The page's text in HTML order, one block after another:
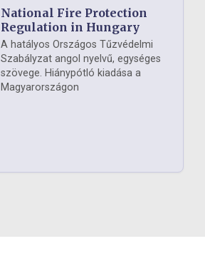
National Fire Protection
Regulation in Hungary
A hatályos Országos Tűzvédelmi
Szabályzat angol nyelvű, egységes
szövege. Hiánypótló kiadása a
Magyarországon